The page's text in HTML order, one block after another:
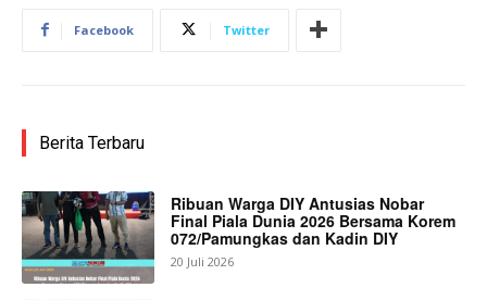
Facebook Twitter
Berita Terbaru
Ribuan Warga DIY Antusias Nobar
Final Piala Dunia 2026 Bersama Korem
072/Pamungkas dan Kadin DIY
20 Juli 2026